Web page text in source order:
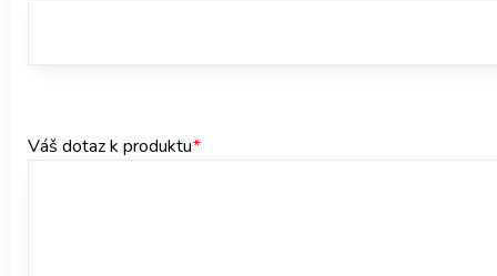
Váš dotaz k produktu*